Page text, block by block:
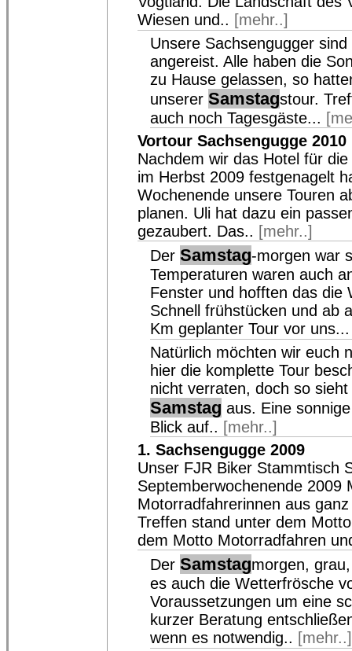
Wiesen und.. [mehr..]
Unsere Sachsengugger
angereist. Alle haben die
zu Hause gelassen, so
unsererSamstagstour.
auch noch Tagesgäste...
Vortour Sachsengugge 2010
Nachdem wir das Hotel für
im Herbst 2009 festgenagelt
Wochenende unsere Touren
planen. Uli hat dazu ein
gezaubert. Das.. [mehr..]
DerSamstag-morgen war
Temperaturen waren auch
Fenster und hofften das die
Schnell frühstücken und ab
Km geplanter Tour vor
Natürlich möchten wir euch
hier die komplette Tour
nicht verraten, doch so
Samstag aus. Eine
Blick auf.. [mehr..]
1. Sachsengugge 2009
Unser FJR Biker Stammtisch
Septemberwochenende 2009
Motorradfahrerinnen aus
Treffen stand unter dem
dem Motto Motorradfahren
DerSamstagmorgen,
es auch die Wetterfrösche
Voraussetzungen um eine
kurzer Beratung
wenn es notwendig.. [mehr..]